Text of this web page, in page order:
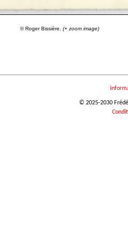
© Roger Bissière. (+ zoom image)
© 2025-2030